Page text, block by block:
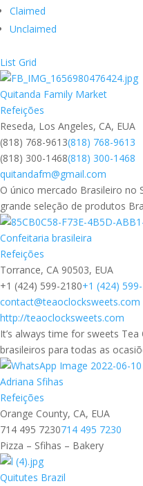
Claimed
Unclaimed
List Grid
Quitanda Family Market
Refeições
Reseda, Los Angeles, CA, EUA
(818) 768-9613(818) 768-9613
(818) 300-1468(818) 300-1468
quitandafm@gmail.com
O único mercado Brasileiro no
grande seleção de produtos
Confeitaria brasileira
Refeições
Torrance, CA 90503, EUA
+1 (424) 599-2180+1 (424)
contact@teaoclocksweets.com
http://teaoclocksweets.com
It’s always time for sweets Tea
brasileiros para todas as
Adriana Sfihas
Refeições
Orange County, CA, EUA
714 495 7230714 495 7230
Pizza – Sfihas – Bakery
Quitutes Brazil